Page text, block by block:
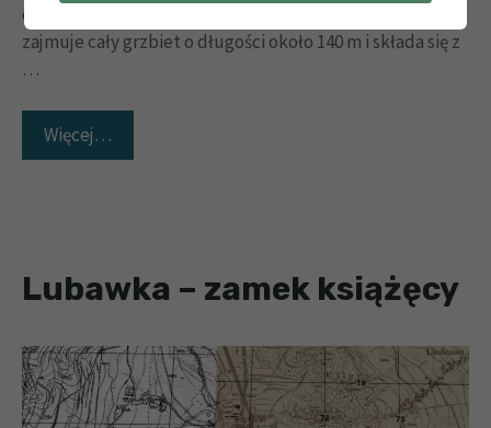
dostosowanym do konfiguracji wzgórza. Warownia
zajmuje cały grzbiet o długości około 140 m i składa się z
…
Więcej…
Lubawka – zamek książęcy